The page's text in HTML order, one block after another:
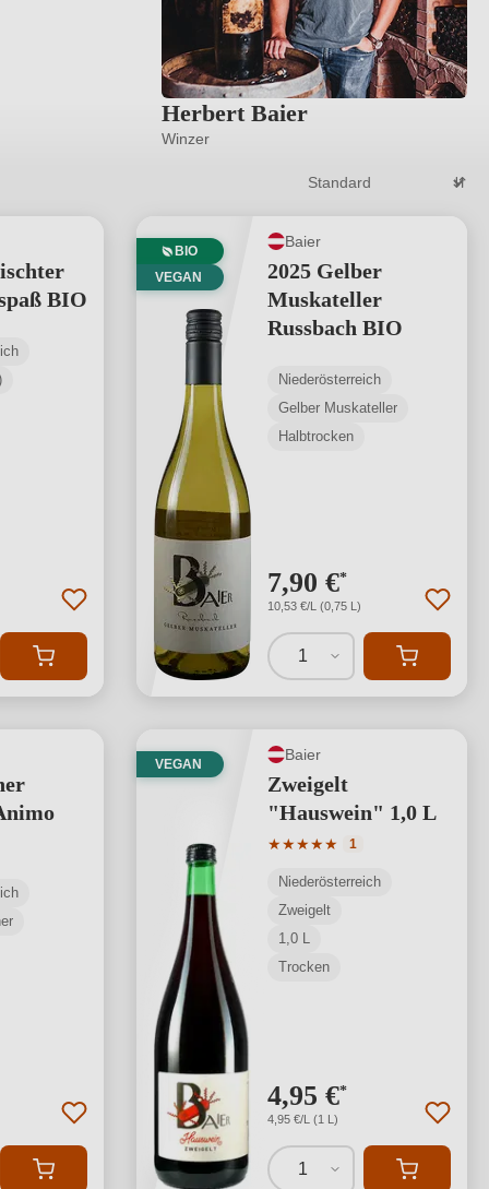
Herbert Baier
Winzer
BIO
BIO
VEGAN
Baier
2025 Gelber
Muskateller
Russbach BIO
Niederösterreich
Gelber Muskateller
Halbtrocken
7,90 €*
10,53 €/L (0,75 L)
1
VEGAN
Baier
Zweigelt
"Hauswein" 1,0 L
★★★★★
Durchschnittliche
1
Niederösterreich
Zweigelt
1,0 L
Trocken
4,95 €*
4,95 €/L (1 L)
1